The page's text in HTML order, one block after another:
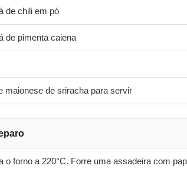
de chili em pó
de pimenta caiena
maionese de sriracha para servir
o forno a 220°C. Forre uma assadeira com